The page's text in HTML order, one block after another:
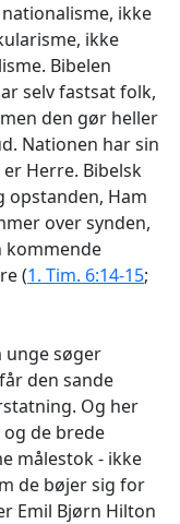
ikke
ikke
Bibelen
selv fastsat folk,
den gør heller
Nationen har sin
Herre. Bibelsk
Ham
over synden,
kommende
(1. Tim. 6:14-15;
unge søger
den sande
Og her
de brede
målestok - ikke
de bøjer sig for
Emil Bjørn Hilton